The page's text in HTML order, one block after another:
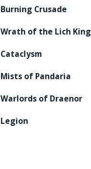
Burning Crusade
Wrath of the Lich King
Cataclysm
Mists of Pandaria
Warlords of Draenor
Legion